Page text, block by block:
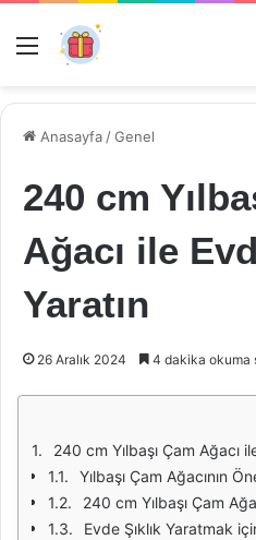
Menü
Anasayfa /Genel
240 cm
Ağacı ile
Yaratın
26 Aralık 2024 4 dakika okuma
240 cm Yılbaşı Çam Ağacı
Yılbaşı Çam Ağacının
240 cm Yılbaşı Çam
Evde Şıklık Yaratmak